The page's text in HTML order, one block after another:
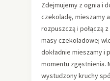
Zdejmujemy z ognia i
czekoladę, mieszamy
rozpuszczą i połączą
masy czekoladowej
dokładnie mieszamy i
momentu zgęstnienia.
wystudzony kruchy